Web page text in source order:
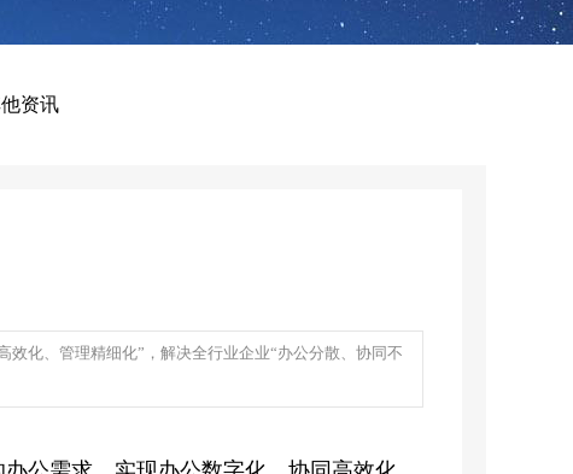
资讯
化、管理精细化”，解决全行业企业“办公分散、协同不